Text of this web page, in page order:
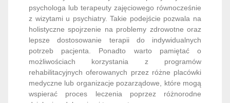
psychologa lub terapeuty zajęciowego równocześnie
z wizytami u psychiatry. Takie podejście pozwala na
holistyczne spojrzenie na problemy zdrowotne oraz
lepsze dostosowanie terapii do indywidualnych
potrzeb pacjenta. Ponadto warto pamiętać o
możliwościach korzystania z programów
rehabilitacyjnych oferowanych przez różne placówki
medyczne lub organizacje pozarządowe, które mogą
wspierać proces leczenia poprzez różnorodne